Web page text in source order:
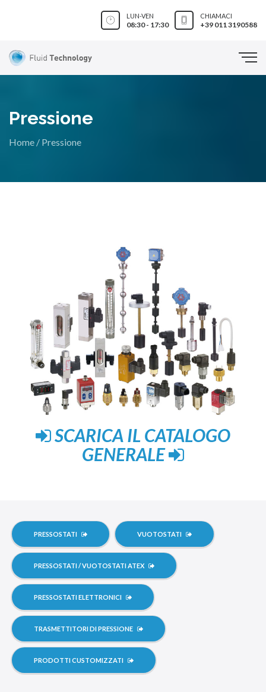
LUN-VEN
08:30 - 17:30
CHIAMACI
+39 011 3190588
Pressione
Home / Pressione
SCARICA IL CATALOGO
GENERALE
PRESSOSTATI VUOTOSTATI
PRESSOSTATI / VUOTOSTATI ATEX
PRESSOSTATI ELETTRONICI
TRASMETTITORI DI PRESSIONE
PRODOTTI CUSTOMIZZATI